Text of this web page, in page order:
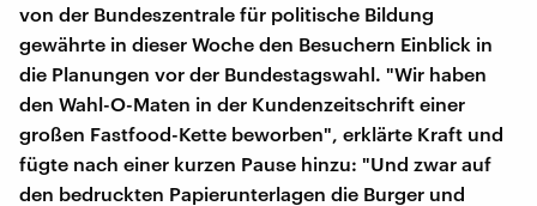
von der Bundeszentrale für politische Bildung
gewährte in dieser Woche den Besuchern Einblick in
die Planungen vor der Bundestagswahl. "Wir haben
den Wahl-O-Maten in der Kundenzeitschrift einer
großen Fastfood-Kette beworben", erklärte Kraft und
fügte nach einer kurzen Pause hinzu: "Und zwar auf
den bedruckten Papierunterlagen die Burger und